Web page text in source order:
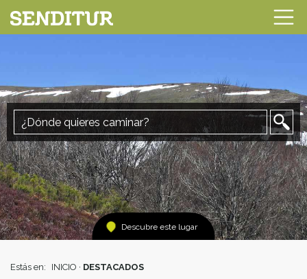
Descubre este lugar
Estás en: INICIO · DESTACADOS